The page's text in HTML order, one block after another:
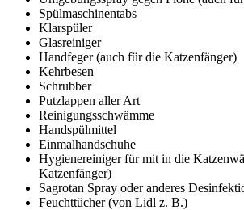
Spülmaschinentabs
Klarspüler
Glasreiniger
Handfeger (auch für die Katzenfänger)
Kehrbesen
Schrubber
Putzlappen aller Art
Reinigungsschwämme
Handspülmittel
Einmalhandschuhe
Hygienereiniger für mit in die
Katzenfänger)
Sagrotan Spray oder anderes
Feuchttücher (von Lidl z. B.)